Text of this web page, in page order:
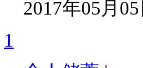
2017年05月
1